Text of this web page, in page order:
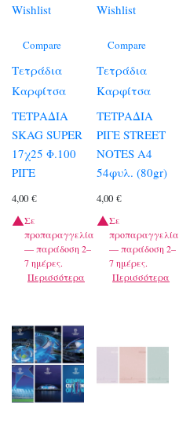
Wishlist
Compare
Τετράδια
Καρφίτσα
ΤΕΤΡΑΔΙΑ
SKAG SUPER
17χ25 Φ.100
ΡΙΓΕ
4,00 €
Σε
προπαραγγελία
— παράδοση 2–
7 ημέρες.
Περισσότερα
Wishlist
Compare
Τετράδια
Καρφίτσα
ΤΕΤΡΑΔΙΑ
ΡΙΓΕ STREET
NOTES A4
54φυλ. (80gr)
4,00€
Σε
προπαραγγελία
— παράδοση 2–
7 ημέρες.
Περισσότερα